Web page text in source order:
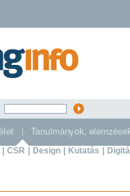
CSR Design Kutatás